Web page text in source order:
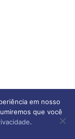
reservados
em nosso
que você
.